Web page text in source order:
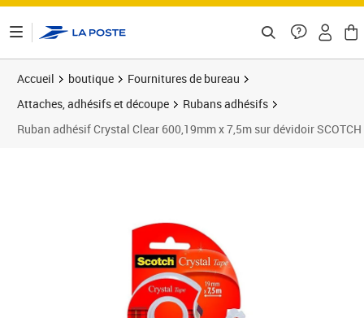
Accueil boutique
Fournitures de bureau
Attaches, adhésifs et découpe
Rubans adhésifs
Ruban adhésif Crystal Clear 600,19mm x 7,5m sur dévidoir SCOTCH